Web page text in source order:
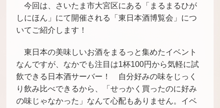
今回は、さいたま市大宮区にある「まるまるひが
しにほん」にて開催される「東日本酒博覧会」につ
いてご紹介します！
東日本の美味しいお酒をまるっと集めたイベント
なんですが、なかでも注目は1杯100円から気軽に試
飲できる日本酒サーバー！ 自分好みの味をじっく
り飲み比べできるから、「せっかく買ったのに好み
の味じゃなかった」なんて心配もありません。イベ